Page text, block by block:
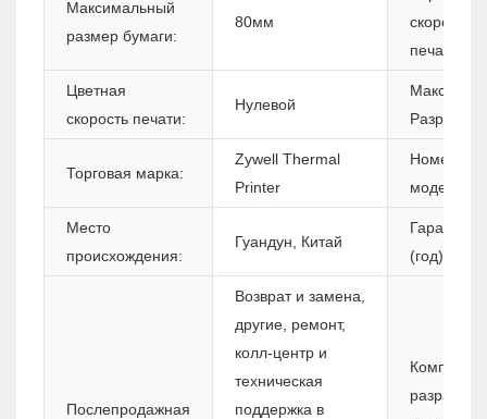
Максимальный
размер бумаги:
80мм
скорость
печати:
Цветная
скорость печати:
Нулевой
Максимум
Торговая марка:
Zywell Thermal
Printer
Номер
модели:
Место
происхождения:
Гуандун, Китай
Гарантия
(год):
Послепродажная
Возврат и замена,
другие, ремонт,
колл-центр и
техническая
поддержка в
Комплект